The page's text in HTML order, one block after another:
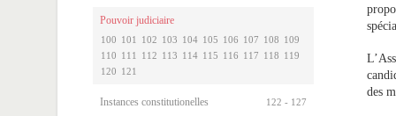
Pouvoir judiciaire
100 101 102 103 104 105 106 107 108 109
110 111 112 113 114 115 116 117 118 119
120 121
122 - 127
Instances constitutionelles
des